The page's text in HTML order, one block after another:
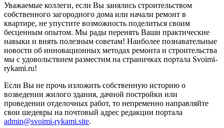
Уважаемые коллеги, если Вы занялись строительством
собственного загородного дома или начали ремонт в
квартире, не упустите возможность поделиться своим
бесценным опытом. Мы рады перенять Ваши практические
навыки и внять полезным советам! Наиболее познавательные
новости об инновационных методах ремонта и строительства
мы с удовольствием разместим на страничках портала Svoimi-
rykami.ru!
Если Вы не прочь изложить собственную историю о
возведении жилого здания, дачной постройки или
проведении отделочных работ, то непременно направляйте
свои шедевры на почтовый адрес редакции портала
admin@svoimi-rykami.site.